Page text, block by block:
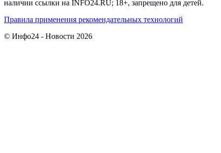
наличии ссылки на INFO24.RU; 18+, запрещено для детей.
Правила применения рекомендательных технологий
© Инфо24 - Новости 2026